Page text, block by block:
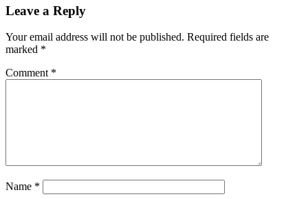
Leave a Reply
Your email address will not be published. Required fields are
marked *
Comment *
Name *